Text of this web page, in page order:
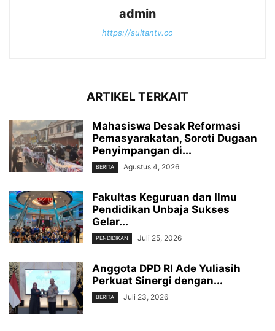
admin
https://sultantv.co
ARTIKEL TERKAIT
Mahasiswa Desak Reformasi
Pemasyarakatan, Soroti Dugaan
Penyimpangan di...
BERITA Agustus 4, 2026
Fakultas Keguruan dan Ilmu
Pendidikan Unbaja Sukses
Gelar...
PENDIDIKAN Juli 25, 2026
Anggota DPD RI Ade Yuliasih
Perkuat Sinergi dengan...
BERITA Juli 23, 2026